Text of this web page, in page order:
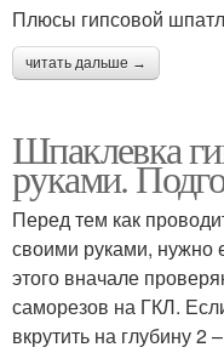
Плюсы гипсовой
читать дальше →
Шпаклевка
руками.
Перед тем как
своими руками, нужно
этого вначале
саморезов на ГКЛ.
вкрутить на глубину 2